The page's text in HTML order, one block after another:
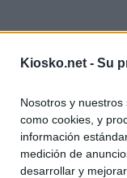
Kiosko.net - Su
Nosotros y
como cookies, y
información
medición de
desarrollar y